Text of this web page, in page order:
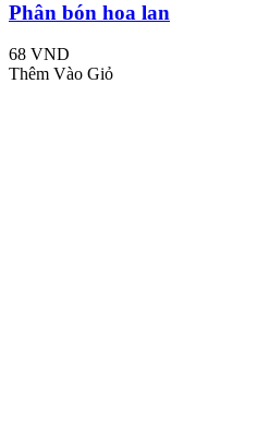
Phân bón hoa lan
68 VND
Thêm Vào Giỏ